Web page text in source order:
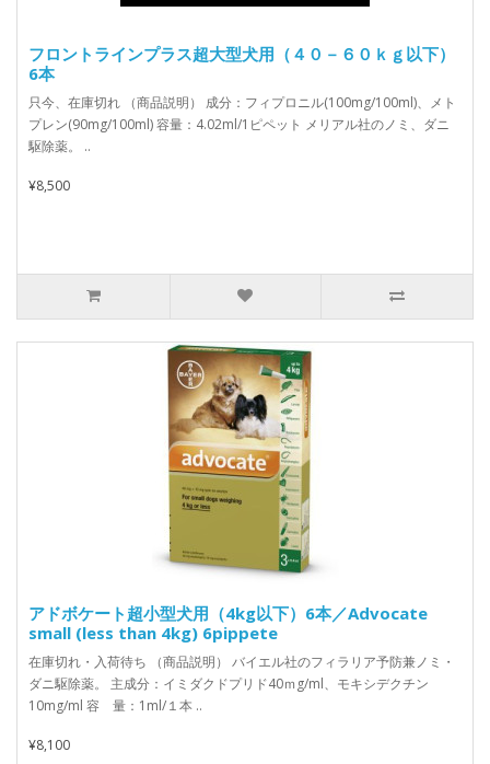
フロントラインプラス超大型犬用（４０－６０ｋｇ以下）
6本
只今、在庫切れ （商品説明） 成分：フィプロニル(100mg/100ml)、メト
プレン(90mg/100ml) 容量：4.02ml/1ピペット メリアル社のノミ、ダニ
駆除薬。 ..
¥8,500
アドボケート超小型犬用（4kg以下）6本／Advocate
small (less than 4kg) 6pippete
在庫切れ・入荷待ち （商品説明） バイエル社のフィラリア予防兼ノミ・
ダニ駆除薬。 主成分：イミダクドプリド40ｍg/ml、モキシデクチン
10mg/ml 容 量：1ml/１本 ..
¥8,100